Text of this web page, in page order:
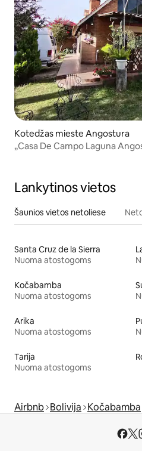
Kotedžas mieste Angostura
„Casa De Campo Laguna
Lankytinos vietos
Šaunios vietos netoliese
Santa Cruz de la Sierra
Nuoma atostogoms
Kočabamba
Nuoma atostogoms
Arika
Nuoma atostogoms
Tarija
Nuoma atostogoms
Airbnb Bolivija Kočabamba